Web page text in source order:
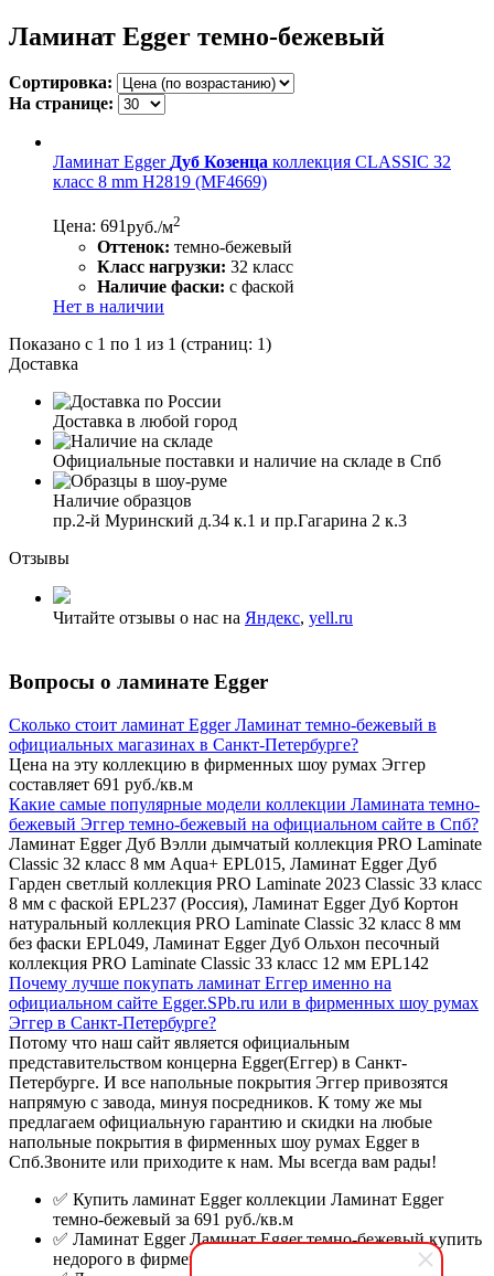
Ламинат Egger темно-бежевый
Сортировка:
На странице:
Ламинат EggerДуб Козенца коллекция CLASSIC 32
класс 8 mm Н2819 (MF4669)
Цена: 691руб./м2
Оттенок: темно-бежевый
Класс нагрузки: 32 класс
Наличие фаски: с фаской
Нет в наличии
Показано с 1 по 1 из 1 (страниц: 1)
Доставка
Доставка в любой город
Официальные поставки и наличие на складе в Спб
Наличие образцов
пр.2-й Муринский д.34 к.1 и пр.Гагарина 2 к.3
Отзывы
Читайте отзывы о нас на Яндекс, yell.ru
Вопросы о ламинате Egger
Сколько стоит ламинат Egger Ламинат темно-бежевый в
официальных магазинах в Санкт-Петербурге?
Цена на эту коллекцию в фирменных шоу румах Эггер
составляет 691 руб./кв.м
Какие самые популярные модели коллекции Ламината темно-
бежевый Эггер темно-бежевый на официальном сайте в Спб?
Ламинат Egger Дуб Вэлли дымчатый коллекция PRO Laminate
Classic 32 класс 8 мм Aqua+ EPL015, Ламинат Egger Дуб
Гарден светлый коллекция PRO Laminate 2023 Classic 33 класс
8 мм с фаской EPL237 (Россия), Ламинат Egger Дуб Кортон
натуральный коллекция PRO Laminate Classic 32 класс 8 мм
без фаски EPL049, Ламинат Egger Дуб Ольхон песочный
коллекция PRO Laminate Classic 33 класс 12 мм EPL142
Почему лучше покупать ламинат Еггер именно на
официальном сайте Egger.SPb.ru или в фирменных шоу румах
Эггер в Санкт-Петербурге?
Потому что наш сайт является официальным
представительством концерна Egger(Еггер) в Санкт-
Петербурге. И все напольные покрытия Эггер привозятся
напрямую с завода, минуя посредников. К тому же мы
предлагаем официальную гарантию и скидки на любые
напольные покрытия в фирменных шоу румах Egger в
Спб.Звоните или приходите к нам. Мы всегда вам рады!
✅ Купить ламинат Egger коллекции Ламинат Egger
темно-бежевый за 691 руб./кв.м
✅ Ламинат Egger Ламинат Egger темно-бежевый купить
недорого в фирменном шоу-руме Эггер.